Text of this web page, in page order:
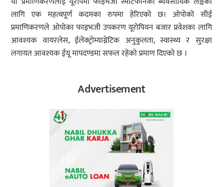
लागि एक महत्वपूर्ण कदमका रुपमा हेरिएको छ। ओपोको सीई
प्रमाणिकरणले ओपोका फाइभजी उपकरण यूरोपियन बजार प्रवेशका लागि
आवश्यक वायरलेस, ईलेक्ट्रोम्याग्नेटिक अनुकुलता, स्वास्थ्य र सुरक्षा
लगायत आवश्यक ईयू मापदण्डमा सफल रहेको प्रमाण दिएको छ ।
Advertisement